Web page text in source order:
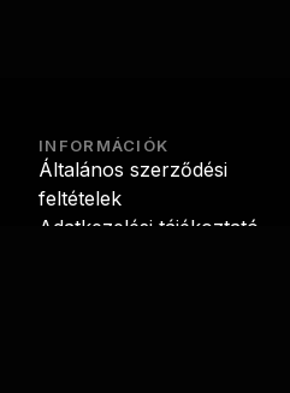
INFORMÁCIÓK
Általános szerződési
feltételek
Adatkezelési tájékoztató